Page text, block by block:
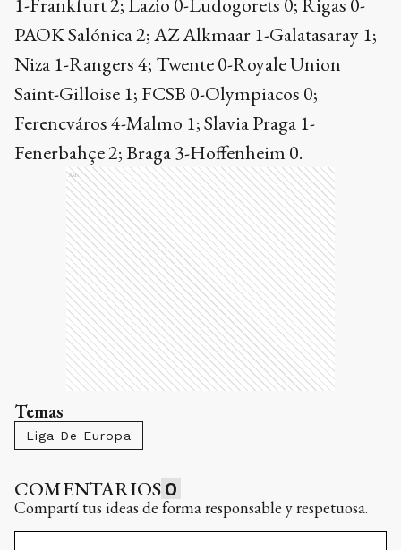
PAOK Salónica 2; AZ Alkmaar 1-Galatasaray 1;
Niza 1-Rangers 4; Twente 0-Royale Union
Saint-Gilloise 1; FCSB 0-Olympiacos 0;
Ferencváros 4-Malmo 1; Slavia Praga 1-
Fenerbahçe 2; Braga 3-Hoffenheim 0.
Ads
Temas
Liga De Europa
COMENTARIOS 0
Compartí tus ideas de forma responsable y respetuosa.